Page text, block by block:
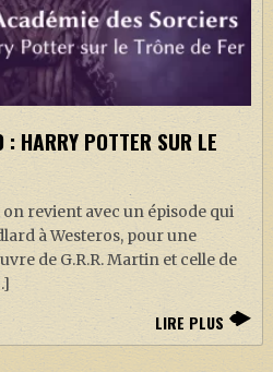
HARRY POTTER SUR LE
on revient avec un épisode qui
à Westeros, pour une
de G.R.R. Martin et celle de
LIRE PLUS